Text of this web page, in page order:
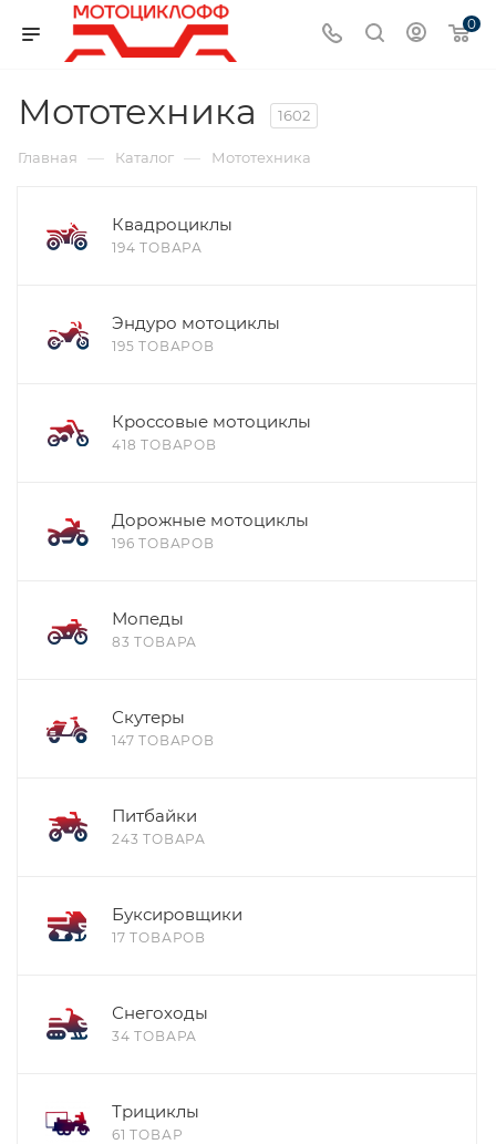
0
Мототехника 1602
Главная — Каталог — Мототехника
Квадроциклы
194 ТОВАРА
Эндуро мотоциклы
195 ТОВАРОВ
Кроссовые мотоциклы
418 ТОВАРОВ
Дорожные мотоциклы
196 ТОВАРОВ
Мопеды
83 ТОВАРА
Скутеры
147 ТОВАРОВ
Питбайки
243 ТОВАРА
Буксировщики
17 ТОВАРОВ
Снегоходы
34 ТОВАРА
Трициклы
61 ТОВАР